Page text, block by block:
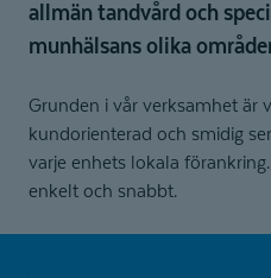
allmän tandvård och
munhälsans olika
Grunden i vår verksamhet är
kundorienterad och smidig
varje enhets lokala
enkelt och snabbt.